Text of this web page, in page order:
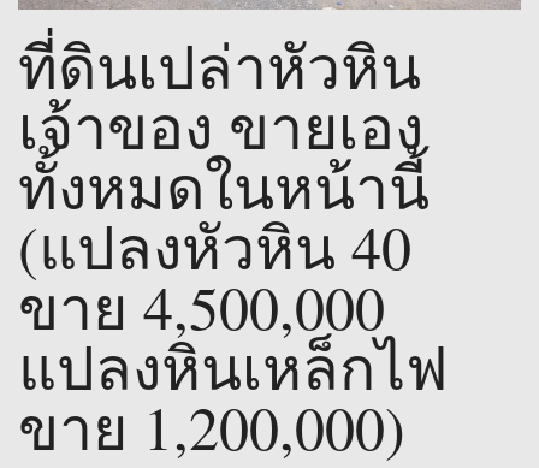
ที่ดินเปล่าหัวหิน
เจ้าของ ขายเอง
ทั้งหมดในหน้านี้
(แปลงหัวหิน 40
ขาย 4,500,000
แปลงหินเหล็กไฟ
ขาย 1,200,000)